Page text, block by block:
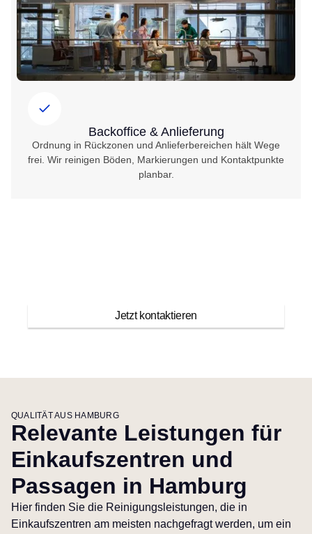
Backoffice & Anlieferung
Ordnung in Rückzonen und Anlieferbereichen hält Wege
frei. Wir reinigen Böden, Markierungen und Kontaktpunkte
planbar.
Jetzt kontaktieren
QUALITÄT AUS HAMBURG
Relevante Leistungen für
Einkaufszentren und
Passagen in Hamburg
Hier finden Sie die Reinigungsleistungen, die in
Einkaufszentren am meisten nachgefragt werden, um ein